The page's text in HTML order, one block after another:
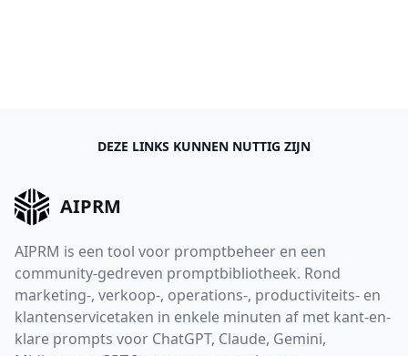
DEZE LINKS KUNNEN NUTTIG ZIJN
AIPRM
AIPRM is een tool voor promptbeheer en een
community-gedreven promptbibliotheek. Rond
marketing-, verkoop-, operations-, productiviteits- en
klantenservicetaken in enkele minuten af met kant-en-
klare prompts voor ChatGPT, Claude, Gemini,